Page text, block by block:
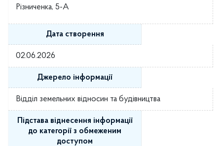
Різниченка, 5-А
Дата створення
02.06.2026
Джерело інформації
Відділ земельних відносин та будівництва
Підстава віднесення інформації
до категорії з обмеженим
доступом